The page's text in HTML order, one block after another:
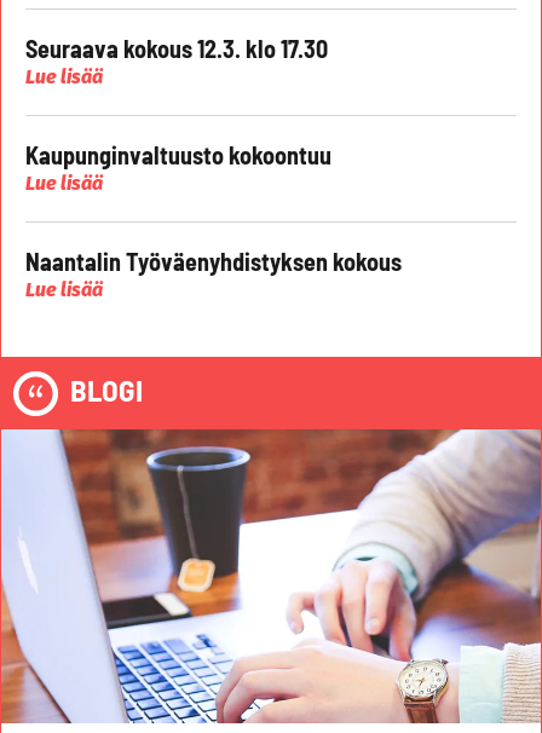
Seuraava kokous 12.3. klo 17.30
Lue lisää
Kaupunginvaltuusto kokoontuu
Lue lisää
Naantalin Työväenyhdistyksen kokous
Lue lisää
BLOGI